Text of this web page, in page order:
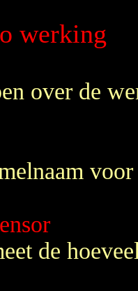
werking
over de
de